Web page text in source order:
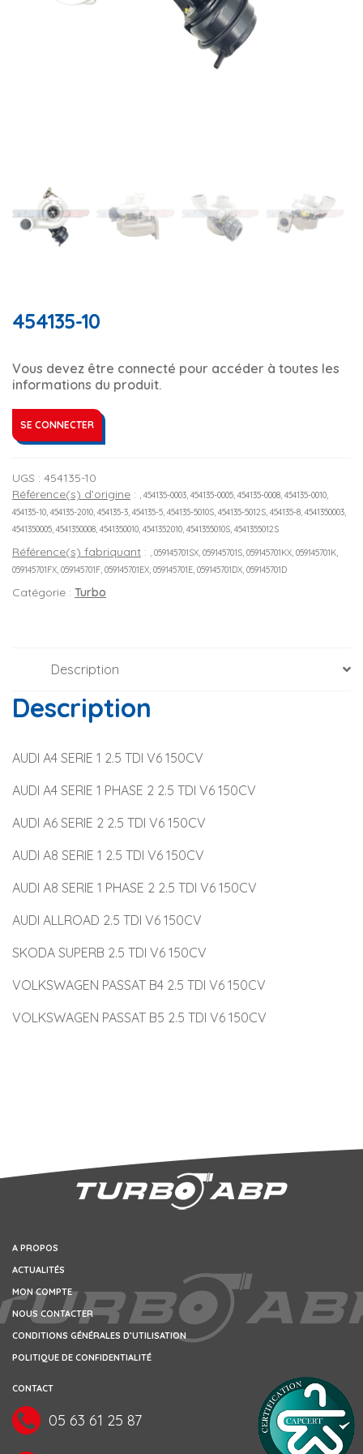
454135-10
Vous devez être connecté pour accéder à toutes les
informations du produit.
SE CONNECTER
UGS : 454135-10
Référence(s) d'origine : , 454135-0003, 454135-0005, 454135-0008, 454135-0010,
454135-10, 454135-2010, 454135-3, 454135-5, 454135-5010S, 454135-5012S, 454135-8, 4541350003,
4541350005, 4541350008, 4541350010, 4541352010, 4541355010S, 4541355012S
Référence(s) fabriquant : , 059145701SX, 059145701S, 059145701KX, 059145701K,
059145701FX, 059145701F, 059145701EX, 059145701E, 059145701DX, 059145701D
Catégorie : Turbo
Description
Description
AUDI A4 SERIE 1 2.5 TDI V6 150CV
AUDI A4 SERIE 1 PHASE 2 2.5 TDI V6 150CV
AUDI A6 SERIE 2 2.5 TDI V6 150CV
AUDI A8 SERIE 1 2.5 TDI V6 150CV
AUDI A8 SERIE 1 PHASE 2 2.5 TDI V6 150CV
AUDI ALLROAD 2.5 TDI V6 150CV
SKODA SUPERB 2.5 TDI V6 150CV
VOLKSWAGEN PASSAT B4 2.5 TDI V6 150CV
VOLKSWAGEN PASSAT B5 2.5 TDI V6 150CV
A PROPOS
ACTUALITÉS
MON COMPTE
NOUS CONTACTER
CONDITIONS GÉNÉRALES D’UTILISATION
POLITIQUE DE CONFIDENTIALITÉ
CONTACT
05 63 61 25 87